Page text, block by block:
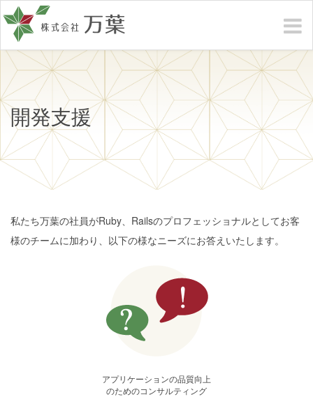
開発支援
私たち万葉の社員がRuby、Railsのプロフェッショナルとしてお客
様のチームに加わり、以下の様なニーズにお答えいたします。
アプリケーションの品質向上
のためのコンサルティング